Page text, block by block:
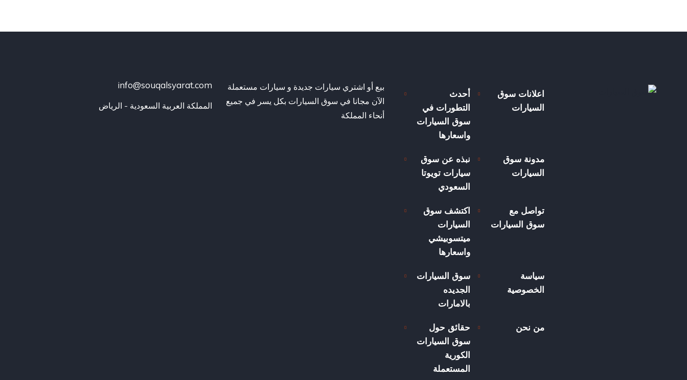
اعلانات سوق
السيارات
أحدث
التطورات في
سوق السيارات
واسعارها
مدونة سوق
السيارات
نبذه عن سوق
سيارات تويوتا
السعودي
تواصل مع
سوق السيارات
اكتشف سوق
السيارات
ميتسوبيشي
واسعارها
سياسة
الخصوصية
سوق السيارات
الجديده
بالامارات
من نحن
حقائق حول
سوق السيارات
الكورية
المستعملة
بيع أو اشتري سيارات جديدة و سيارات مستعملة
الآن مجانا في سوق السيارات بكل يسر في جميع
أنحاء المملكة
info@souqalsyarat.com
المملكة العربية السعودية - الرياض